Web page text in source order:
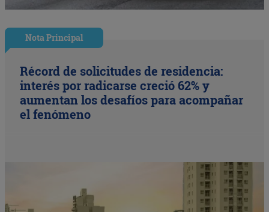
Nota Principal
Récord de solicitudes de residencia:
interés por radicarse creció 62% y
aumentan los desafíos para acompañar
el fenómeno